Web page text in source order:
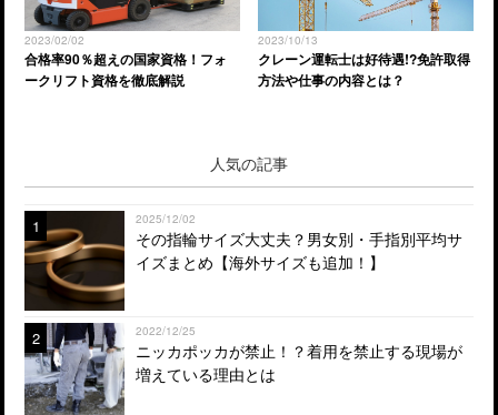
2023/02/02
合格率90％超えの国家資格！フォ
ークリフト資格を徹底解説
2023/10/13
クレーン運転士は好待遇!?免許取得
方法や仕事の内容とは？
人気の記事
1 2025/12/02
その指輪サイズ大丈夫？男女別・手指別平均サ
イズまとめ【海外サイズも追加！】
2 2022/12/25
ニッカポッカが禁止！？着用を禁止する現場が
増えている理由とは